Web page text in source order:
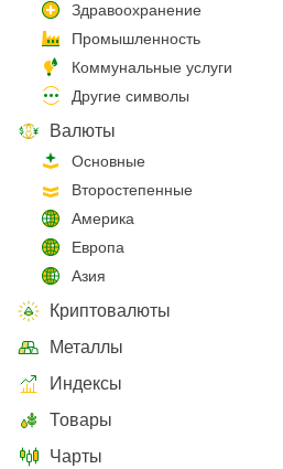
Здравоохранение
Промышленность
Коммунальные услуги
Другие символы
Валюты
Основные
Второстепенные
Америка
Европа
Азия
Криптовалюты
Металлы
Индексы
Товары
Чарты